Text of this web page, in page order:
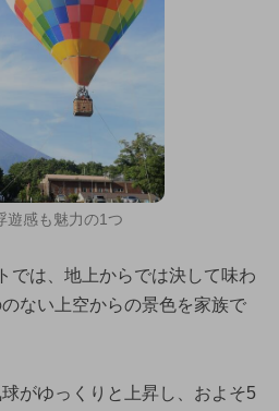
遊感も魅力の1つ
では、地上からでは決して味わ
ない上空からの景色を家族で
がゆっくりと上昇し、およそ5